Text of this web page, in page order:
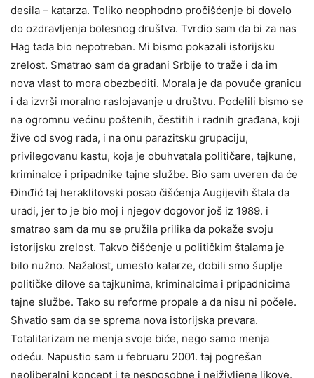
desila – katarza. Toliko neophodno pročišćenje bi dovelo
do ozdravljenja bolesnog društva. Tvrdio sam da bi za nas
Hag tada bio nepotreban. Mi bismo pokazali istorijsku
zrelost. Smatrao sam da građani Srbije to traže i da im
nova vlast to mora obezbediti. Morala je da povuče granicu
i da izvrši moralno raslojavanje u društvu. Podelili bismo se
na ogromnu većinu poštenih, čestitih i radnih građana, koji
žive od svog rada, i na onu parazitsku grupaciju,
privilegovanu kastu, koja je obuhvatala političare, tajkune,
kriminalce i pripadnike tajne službe. Bio sam uveren da će
Đinđić taj heraklitovski posao čišćenja Augijevih štala da
uradi, jer to je bio moj i njegov dogovor još iz 1989. i
smatrao sam da mu se pružila prilika da pokaže svoju
istorijsku zrelost. Takvo čišćenje u političkim štalama je
bilo nužno. Nažalost, umesto katarze, dobili smo šuplje
političke dilove sa tajkunima, kriminalcima i pripadnicima
tajne službe. Tako su reforme propale a da nisu ni počele.
Shvatio sam da se sprema nova istorijska prevara.
Totalitarizam ne menja svoje biće, nego samo menja
odeću. Napustio sam u februaru 2001. taj pogrešan
neoliberalni koncept i te nesposobne i neiživljene likove.